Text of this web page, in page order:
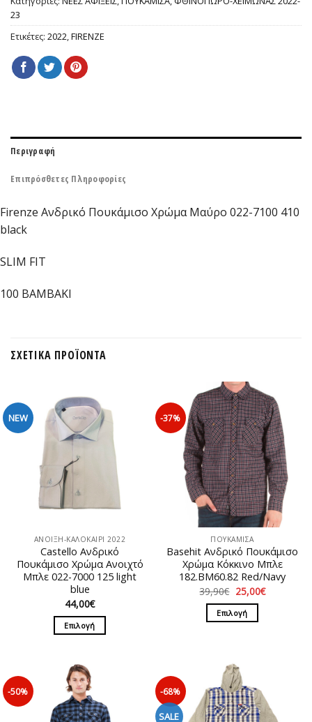
23
Ετικέτες: 2022,FIRENZE
Περιγραφή
Επιπρόσθετες Πληροφορίες
Firenze Ανδρικό Πουκάμισο Χρώμα Μαύρο 022-7100 410
black
SLIM FIT
100 ΒΑΜΒΑΚΙ
ΣΧΕΤΙΚΆ ΠΡΟΪΌΝΤΑ
NEW
ΑΝΟΙΞΗ-ΚΑΛΟΚΑΙΡΙ 2022
Castello Ανδρικό
Πουκάμισο Χρώμα Ανοιχτό
Μπλε 022-7000 125 light
blue
44,00€
Επιλογή
προϊόν
έχει
πολλαπλές
παραλλαγές.
-37%
ΠΟΥΚΑΜΙΣΑ
Basehit Ανδρικό Πουκάμισο
Xρώμα Κόκκινο Μπλε
182.BM60.82 Red/Navy
39,90€ Original
price
was:
39,90€.
25,00€Η
τρέχουσα
Επιλογή
έχει
πολλαπλές
παραλλαγές.
Οι
-50% -68%
SALE